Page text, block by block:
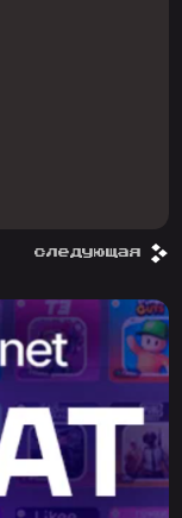
следующая